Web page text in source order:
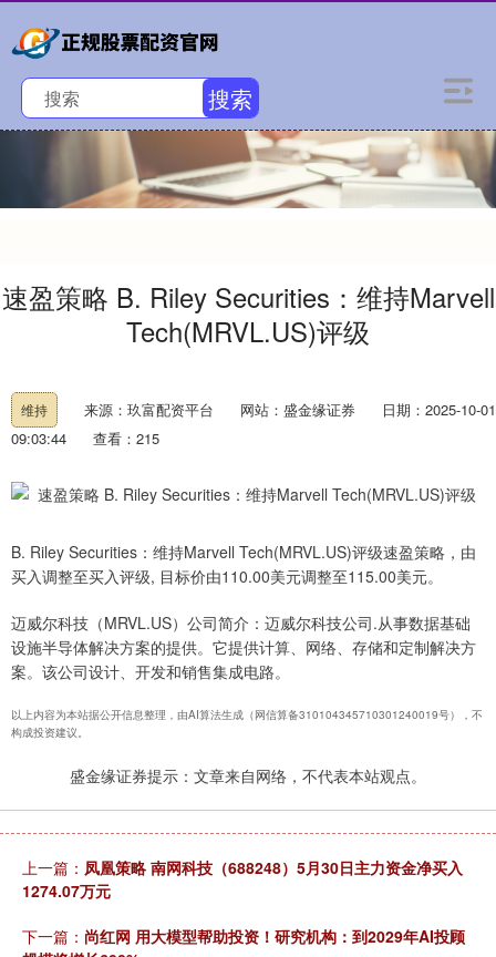
搜索
速盈策略 B. Riley Securities：维持Marvell
Tech(MRVL.US)评级
维持 来源：玖富配资平台 网站：盛金缘证券
日期：2025-10-01
09:03:44
查看：215
B. Riley Securities：维持Marvell Tech(MRVL.US)评级速盈策略，由
买入调整至买入评级, 目标价由110.00美元调整至115.00美元。
迈威尔科技（MRVL.US）公司简介：迈威尔科技公司.从事数据基础
设施半导体解决方案的提供。它提供计算、网络、存储和定制解决方
案。该公司设计、开发和销售集成电路。
以上内容为本站据公开信息整理，由AI算法生成（网信算备310104345710301240019号），不
构成投资建议。
盛金缘证券提示：文章来自网络，不代表本站观点。
上一篇： 凤凰策略 南网科技（688248）5月30日主力资金净买入
1274.07万元
下一篇： 尚红网 用大模型帮助投资！研究机构：到2029年AI投顾